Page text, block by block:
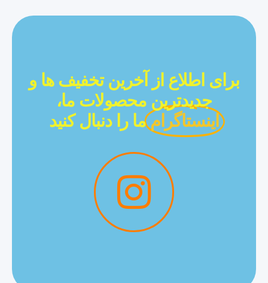
برای اطلاع از آخرین تخفیف ها و
جدیدترین محصولات ما،
اینستاگرام ما را دنبال کنید